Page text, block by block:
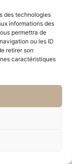
des technologies
informations des
permettra de
ou les ID
retirer son
caractéristiques